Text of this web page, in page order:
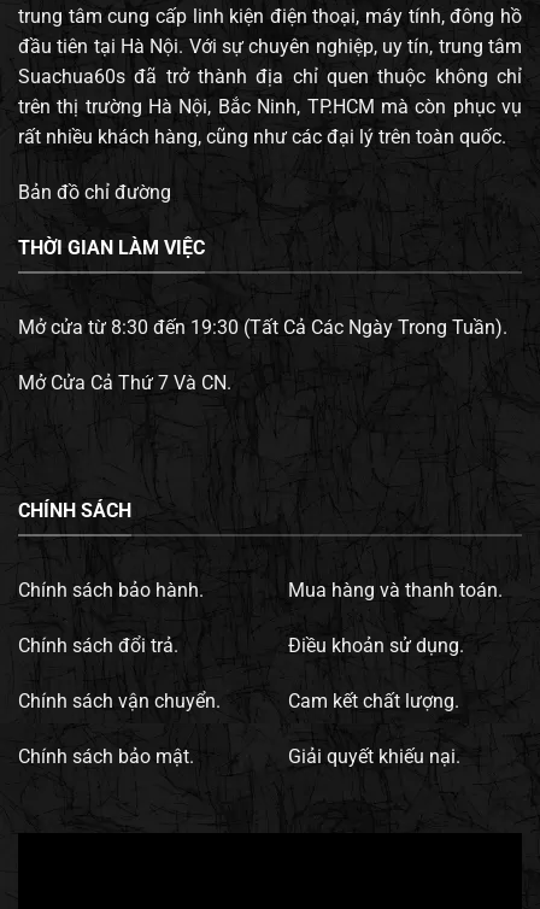
trung tâm cung cấp linh kiện điện thoại, máy tính, đông hồ
đầu tiên tại Hà Nội. Với sự chuyên nghiệp, uy tín, trung tâm
Suachua60s đã trở thành địa chỉ quen thuộc không chỉ
trên thị trường Hà Nội, Bắc Ninh, TP.HCM mà còn phục vụ
rất nhiều khách hàng, cũng như các đại lý trên toàn quốc.
Bản đồ chỉ đường
THỜI GIAN LÀM VIỆC
Mở cửa từ 8:30 đến 19:30 (Tất Cả Các Ngày Trong Tuần).
Mở Cửa Cả Thứ 7 Và CN.
CHÍNH SÁCH
Chính sách bảo hành.
Chính sách đổi trả.
Chính sách vận chuyển.
Chính sách bảo mật.
Mua hàng và thanh toán.
Điều khoản sử dụng.
Cam kết chất lượng.
Giải quyết khiếu nại.